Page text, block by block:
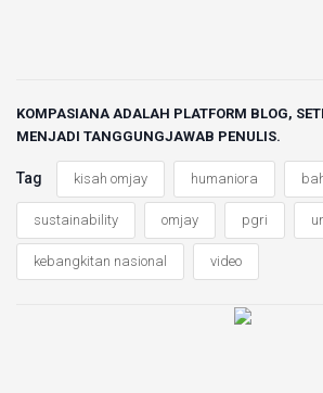
KOMPASIANA ADALAH PLATFORM BLOG,
MENJADI TANGGUNGJAWAB PENULIS.
Tag kisah omjay humaniora
sustainability omjay pgri
kebangkitan nasional video